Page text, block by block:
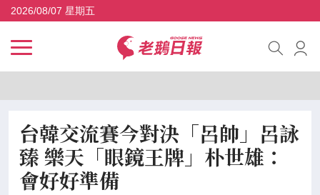
2026/08/07 星期五
台韓交流賽今對決「呂帥」呂詠
臻 樂天「眼鏡王牌」朴世雄：
會好好準備